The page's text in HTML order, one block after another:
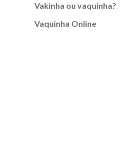
Vakinha ou vaquinha?
Vaquinha Online